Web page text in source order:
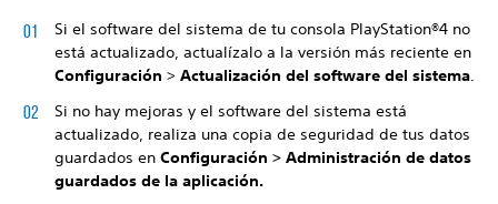
Si el software del sistema de tu consola PlayStation®4 no
está actualizado, actualízalo a la versión más reciente en
Configuración > Actualización del software del sistema.
Si no hay mejoras y el software del sistema está
actualizado, realiza una copia de seguridad de tus datos
guardados en Configuración > Administración de datos
guardados de la aplicación.